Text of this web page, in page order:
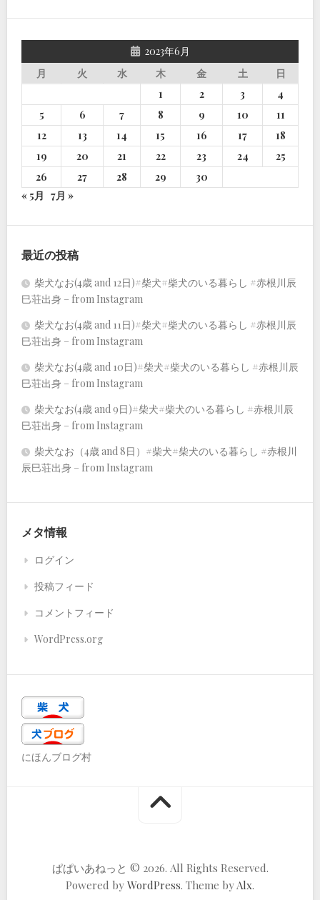
2023年6月
月
火 水 木 金 土
日
1
2 3
4
5
6 7 8 9 10
11
12
13 14 15 16 17
18
19
20 21 22 23 24
25
26
27 28 29
30
« 5月 7月 »
最近の投稿
柴犬なお(4歳 and 12日)#柴犬#柴犬のいる暮らし #赤根川辰
巳荘出身 – from Instagram
柴犬なお(4歳 and 11日)#柴犬#柴犬のいる暮らし #赤根川辰
巳荘出身 – from Instagram
柴犬なお(4歳 and 10日)#柴犬#柴犬のいる暮らし #赤根川辰
巳荘出身 – from Instagram
柴犬なお(4歳 and 9日)#柴犬#柴犬のいる暮らし #赤根川辰
巳荘出身 – from Instagram
柴犬なお（4歳 and 8日）#柴犬#柴犬のいる暮らし #赤根川
辰巳荘出身 – from Instagram
メタ情報
ログイン
投稿フィード
コメントフィード
WordPress.org
にほんブログ村
ぱぱいあねっと © 2026. All Rights Reserved.
Powered by WordPress. Theme by Alx.